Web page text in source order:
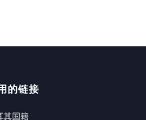
的链接
其国籍